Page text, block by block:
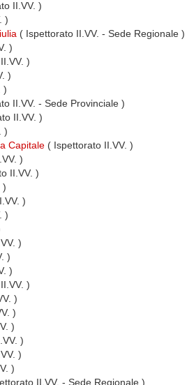
II.VV. )
)
( Ispettorato II.VV. - Sede Regionale )
)
)
)
)
II.VV. - Sede Provinciale )
II.VV. )
)
Capitale ( Ispettorato II.VV. )
)
II.VV. )
)
)
)
)
)
)
)
)
)
)
)
)
)
II.VV. - Sede Regionale )